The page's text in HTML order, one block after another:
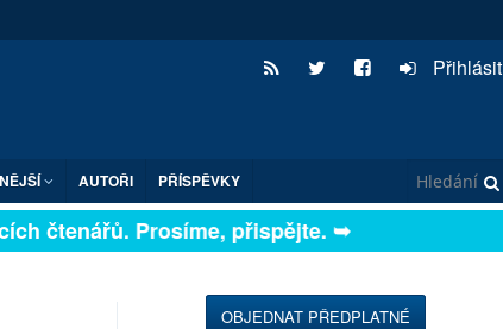
Přihlásit
AUTOŘI PŘÍSPĚVKY
čtenářů. Prosíme, přispějte. ➥
OBJEDNAT PŘEDPLATNÉ